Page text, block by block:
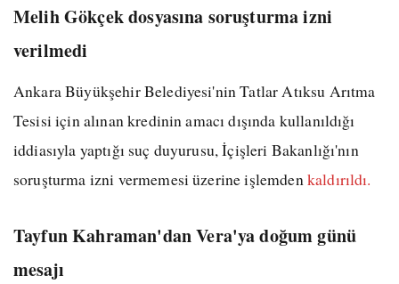
Melih Gökçek dosyasına soruşturma izni
verilmedi
Ankara Büyükşehir Belediyesi'nin Tatlar Atıksu Arıtma
Tesisi için alınan kredinin amacı dışında kullanıldığı
iddiasıyla yaptığı suç duyurusu, İçişleri Bakanlığı'nın
soruşturma izni vermemesi üzerine işlemdenkaldırıldı.
Tayfun Kahraman'dan Vera'ya doğum günü
mesajı